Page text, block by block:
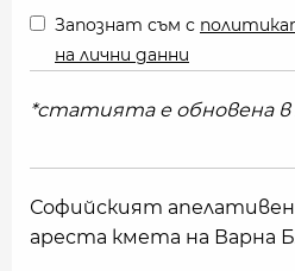
Запознат съм с
на лични данни
*статията е обновена в
Софийският
ареста кмета на Варна